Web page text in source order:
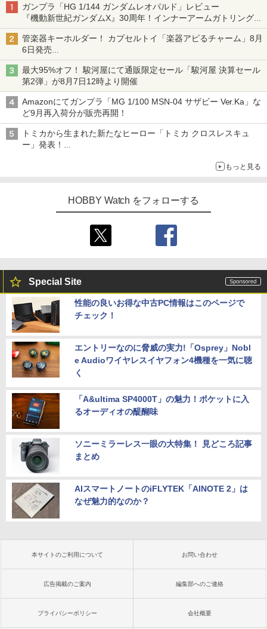
ガンプラ「HG 1/144 ガンダムレオパルド」レビュー
『機動新世紀ガンダムX』30周年！インナーアームガトリングの
変形機構まで再現し最新フォーマットでキット化！
管楽器キーホルダー！ カプセルトイ「楽器アピるチャーム」8月
6日発売
チューバ、テナサクなど5種各3色
最大95%オフ！ 駿河屋にて通販限定セール「駿河屋 決算セール
第2弾」が8月7日12時より開催
Amazonにてガンプラ「MG 1/100 MSN-04 サザビー Ver.Ka」な
ど9月再入荷分が販売再開！
トミカから生まれた新たなヒーロー「トミカ クロスレスキュ
ー」発表！
もっと見る
HOBBY Watch をフォローする
Special Site
性能の良いお得な中古PC情報はこのページで
チェック！
エントリーなのに脅威の実力!「Osprey」Nobl
e Audioワイヤレスイヤフォン4機種を一気に聴
く
「A&ultima SP4000T」の魅力！ポケットに入
るオーディオの醍醐味
ソニーミラーレス一眼の大特集！ 見どころ記事
まとめ
AIスマートノートのiFLYTEK「AINOTE 2」は
なぜ魅力的なのか？
本サイトのご利用について お問い合わせ
広告掲載のご案内 編集部へのご連絡
プライバシーポリシー 会社概要